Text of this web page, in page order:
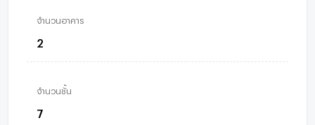
จำนวนอาคาร
2
จำนวนชั้น
7